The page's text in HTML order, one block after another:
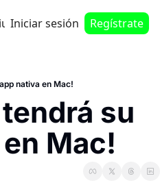
Iniciar sesión Regístrate
nativa en Mac!
tendrá su
Mac!